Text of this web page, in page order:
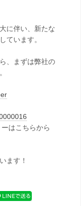
に伴い、新たな
ています。
、まずは弊社の
はこちらから
ます！